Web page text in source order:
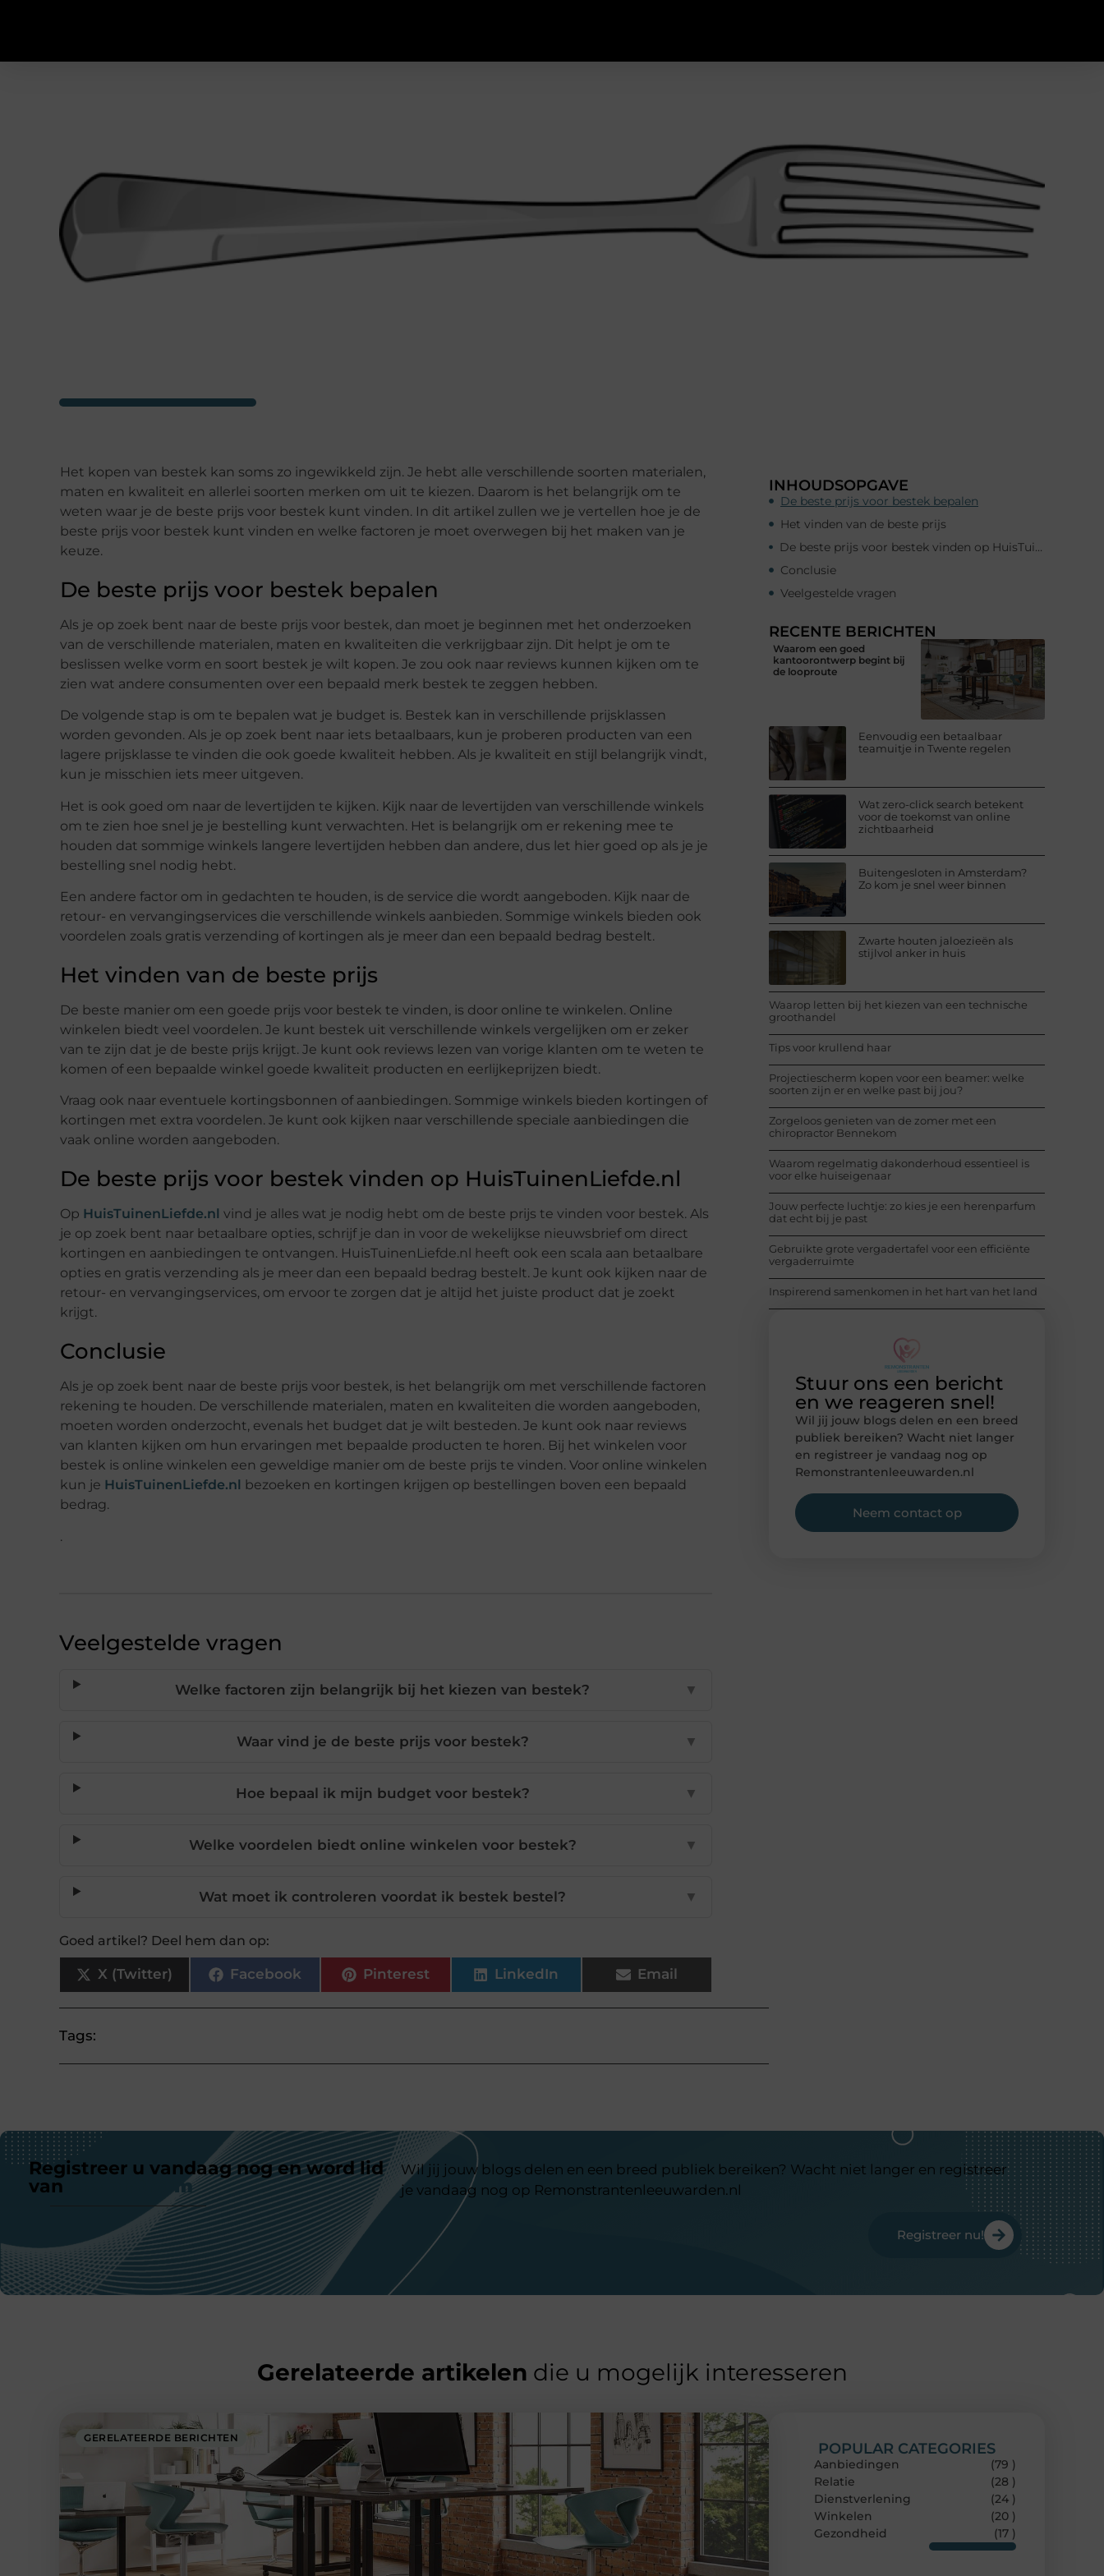
Het kopen van bestek kan soms zo ingewikkeld zijn. Je hebt alle verschillende soorten materialen,
maten en kwaliteit en allerlei soorten merken om uit te kiezen. Daarom is het belangrijk om te
weten waar je de beste prijs voor bestek kunt vinden. In dit artikel zullen we je vertellen hoe je de
beste prijs voor bestek kunt vinden en welke factoren je moet overwegen bij het maken van je
keuze.
De beste prijs voor bestek bepalen
Als je op zoek bent naar de beste prijs voor bestek, dan moet je beginnen met het onderzoeken
van de verschillende materialen, maten en kwaliteiten die verkrijgbaar zijn. Dit helpt je om te
beslissen welke vorm en soort bestek je wilt kopen. Je zou ook naar reviews kunnen kijken om te
zien wat andere consumenten over een bepaald merk bestek te zeggen hebben.
De volgende stap is om te bepalen wat je budget is. Bestek kan in verschillende prijsklassen
worden gevonden. Als je op zoek bent naar iets betaalbaars, kun je proberen producten van een
lagere prijsklasse te vinden die ook goede kwaliteit hebben. Als je kwaliteit en stijl belangrijk vindt,
kun je misschien iets meer uitgeven.
Het is ook goed om naar de levertijden te kijken. Kijk naar de levertijden van verschillende winkels
om te zien hoe snel je je bestelling kunt verwachten. Het is belangrijk om er rekening mee te
houden dat sommige winkels langere levertijden hebben dan andere, dus let hier goed op als je je
bestelling snel nodig hebt.
Een andere factor om in gedachten te houden, is de service die wordt aangeboden. Kijk naar de
retour- en vervangingservices die verschillende winkels aanbieden. Sommige winkels bieden ook
voordelen zoals gratis verzending of kortingen als je meer dan een bepaald bedrag bestelt.
Het vinden van de beste prijs
De beste manier om een goede prijs voor bestek te vinden, is door online te winkelen. Online
winkelen biedt veel voordelen. Je kunt bestek uit verschillende winkels vergelijken om er zeker
van te zijn dat je de beste prijs krijgt. Je kunt ook reviews lezen van vorige klanten om te weten te
komen of een bepaalde winkel goede kwaliteit producten en eerlijkeprijzen biedt.
Vraag ook naar eventuele kortingsbonnen of aanbiedingen. Sommige winkels bieden kortingen of
kortingen met extra voordelen. Je kunt ook kijken naar verschillende speciale aanbiedingen die
vaak online worden aangeboden.
De beste prijs voor bestek vinden op HuisTuinenLiefde.nl
Op HuisTuinenLiefde.nl vind je alles wat je nodig hebt om de beste prijs te vinden voor bestek. Als
je op zoek bent naar betaalbare opties, schrijf je dan in voor de wekelijkse nieuwsbrief om direct
kortingen en aanbiedingen te ontvangen. HuisTuinenLiefde.nl heeft ook een scala aan betaalbare
opties en gratis verzending als je meer dan een bepaald bedrag bestelt. Je kunt ook kijken naar de
retour- en vervangingservices, om ervoor te zorgen dat je altijd het juiste product dat je zoekt
krijgt.
Conclusie
Als je op zoek bent naar de beste prijs voor bestek, is het belangrijk om met verschillende factoren
rekening te houden. De verschillende materialen, maten en kwaliteiten die worden aangeboden,
moeten worden onderzocht, evenals het budget dat je wilt besteden. Je kunt ook naar reviews
van klanten kijken om hun ervaringen met bepaalde producten te horen. Bij het winkelen voor
bestek is online winkelen een geweldige manier om de beste prijs te vinden. Voor online winkelen
kun je HuisTuinenLiefde.nl
bezoeken en kortingen krijgen op bestellingen boven een bepaald
bedrag.
.
Veelgestelde vragen
Welke factoren zijn belangrijk bij het kiezen van bestek? ▼
Waar vind je de beste prijs voor bestek? ▼
Hoe bepaal ik mijn budget voor bestek? ▼
Welke voordelen biedt online winkelen voor bestek? ▼
Wat moet ik controleren voordat ik bestek bestel? ▼
Goed artikel? Deel hem dan op:
X (Twitter) Facebook Pinterest LinkedIn Email
Tags:
INHOUDSOPGAVE
De beste prijs voor bestek bepalen
Het vinden van de beste prijs
De beste prijs voor bestek vinden op HuisTuinenLiefde.nl
Conclusie
Veelgestelde vragen
RECENTE BERICHTEN
Waarom een goed
kantoorontwerp begint bij
de looproute
Eenvoudig een betaalbaar
teamuitje in Twente regelen
Wat zero-click search betekent
voor de toekomst van online
zichtbaarheid
Buitengesloten in Amsterdam?
Zo kom je snel weer binnen
Zwarte houten jaloezieën als
stijlvol anker in huis
Waarop letten bij het kiezen van een technische
groothandel
Tips voor krullend haar
Projectiescherm kopen voor een beamer: welke
soorten zijn er en welke past bij jou?
Zorgeloos genieten van de zomer met een
chiropractor Bennekom
Waarom regelmatig dakonderhoud essentieel is
voor elke huiseigenaar
Jouw perfecte luchtje: zo kies je een herenparfum
dat echt bij je past
Gebruikte grote vergadertafel voor een efficiënte
vergaderruimte
Inspirerend samenkomen in het hart van het land
Stuur ons een bericht
en we reageren snel!
Wil jij jouw blogs delen en een breed
publiek bereiken? Wacht niet langer
en registreer je vandaag nog op
Remonstrantenleeuwarden.nl
Neem contact op
Registreer u vandaag nog en word lid
van
ons platform
Wil jij jouw blogs delen en een breed publiek bereiken? Wacht niet langer en registreer
je vandaag nog op Remonstrantenleeuwarden.nl
Registreer nu!
Gerelateerde artikelen die u mogelijk interesseren
GERELATEERDE BERICHTEN
POPULAR CATEGORIES
Aanbiedingen
(79 )
Relatie
(28 )
Dienstverlening
(24 )
Winkelen
(20 )
Gezondheid
(17 )